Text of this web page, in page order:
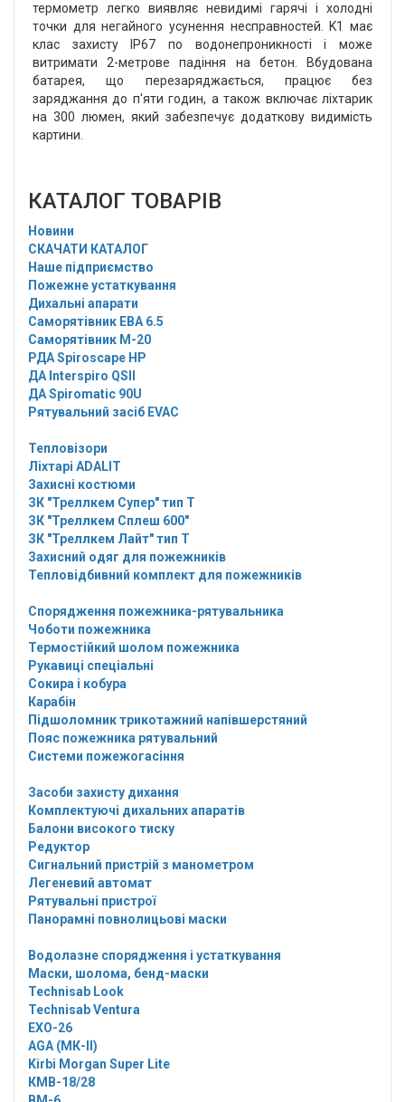
термометр легко виявляє невидимі гарячі і холодні
точки для негайного усунення несправностей. K1 має
клас захисту IP67 по водонепроникності і може
витримати 2-метрове падіння на бетон. Вбудована
батарея, що перезаряджається, працює без
заряджання до п'яти годин, а також включає ліхтарик
на 300 люмен, який забезпечує додаткову видимість
картини.
КАТАЛОГ ТОВАРІВ
Новини
СКАЧАТИ КАТАЛОГ
Наше підприємство
Пожежне устаткування
Дихальні апарати
Саморятівник EBA 6.5
Саморятівник M-20
РДА Spiroscape HP
ДА Interspiro QSII
ДА Spiromatic 90U
Рятувальний засіб EVAC
Тепловізори
Ліхтарі ADALIT
Захисні костюми
ЗК "Треллкем Супер" тип Т
ЗК "Треллкем Сплеш 600"
ЗК "Треллкем Лайт" тип Т
Захисний одяг для пожежників
Тепловідбивний комплект для пожежників
Спорядження пожежника-рятувальника
Чоботи пожежника
Термостійкий шолом пожежника
Рукавиці спеціальні
Сокира і кобура
Карабін
Підшоломник трикотажний напівшерстяний
Пояс пожежника рятувальний
Системи пожежогасіння
Засоби захисту дихання
Комплектуючі дихальних апаратів
Балони високого тиску
Редуктор
Сигнальний пристрій з манометром
Легеневий автомат
Рятувальні пристрої
Панорамні повнолицьові маски
Водолазне спорядження і устаткування
Маски, шолома, бенд-маски
Technisab Look
Technisab Ventura
EXO-26
AGA (МК-II)
Kirbi Morgan Super Lite
КМВ-18/28